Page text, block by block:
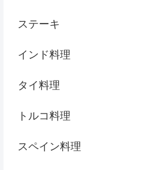
ステーキ
インド料理
タイ料理
トルコ料理
スペイン料理